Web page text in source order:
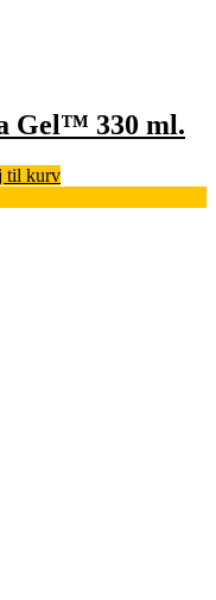
Gel™ 330 ml.
til kurv